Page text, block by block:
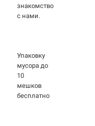
знакомство
с нами.
Упаковку
мусора до
10
мешков
бесплатно